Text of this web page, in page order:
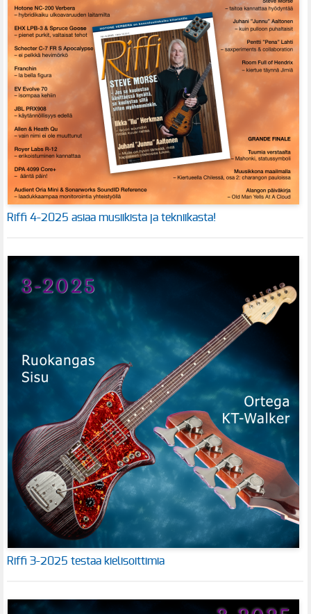
Riffi 4-2025 asiaa musiikista ja tekniikasta!
Riffi 3-2025 testaa kielisoittimia